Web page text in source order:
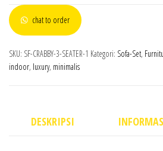
chat to order
SKU: SF-CRABBY-3-SEATER-1 Kategori: Sofa-Set,
indoor, luxury, minimalis
DESKRIPSI